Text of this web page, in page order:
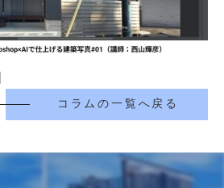
コラムの一覧へ戻る